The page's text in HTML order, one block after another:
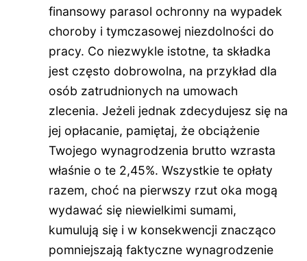
finansowy parasol ochronny na wypadek
choroby i tymczasowej niezdolności do
pracy. Co niezwykle istotne, ta składka
jest często dobrowolna, na przykład dla
osób zatrudnionych na umowach
zlecenia. Jeżeli jednak zdecydujesz się na
jej opłacanie, pamiętaj, że obciążenie
Twojego wynagrodzenia brutto wzrasta
właśnie o te 2,45%. Wszystkie te opłaty
razem, choć na pierwszy rzut oka mogą
wydawać się niewielkimi sumami,
kumulują się i w konsekwencji znacząco
pomniejszają faktyczne wynagrodzenie